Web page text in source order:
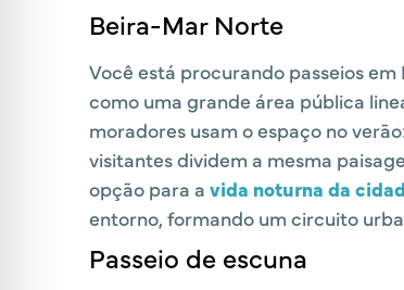
Beira-Mar Norte
Você está procurando passeios
como uma grande área pública
moradores usam o espaço no
visitantes dividem a mesma
opção para a vida noturna da
entorno, formando um circuito
Passeio de escuna